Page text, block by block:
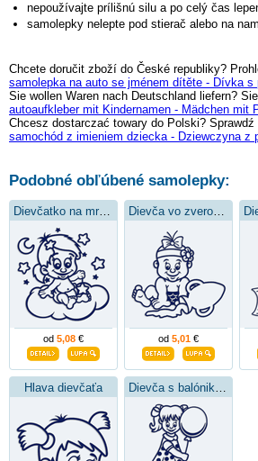
nepoužívajte prílišnú silu a po celý čas
samolepky nelepte pod stierač alebo na
Chcete doručit zboží do České republiky?
samolepka na auto se jménem dítěte - Dívka s
Sie wollen Waren nach Deutschland liefern?
autoaufkleber mit Kindernamen - Mädchen mit
Chcesz dostarczać towary do Polski?
samochód z imieniem dziecka - Dziewczyna z
Podobné obľúbené samolepky:
Dievčatko na mráčiku
od 5,08 €
Dievča vo zverokruhu vodnára
od 5,01 €
Hlava dievčaťa Dievča s balónikom